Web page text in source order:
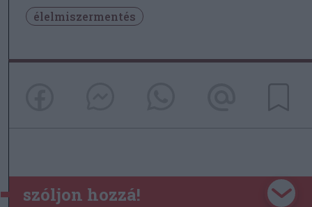
élelmiszermentés
szóljon hozzá!